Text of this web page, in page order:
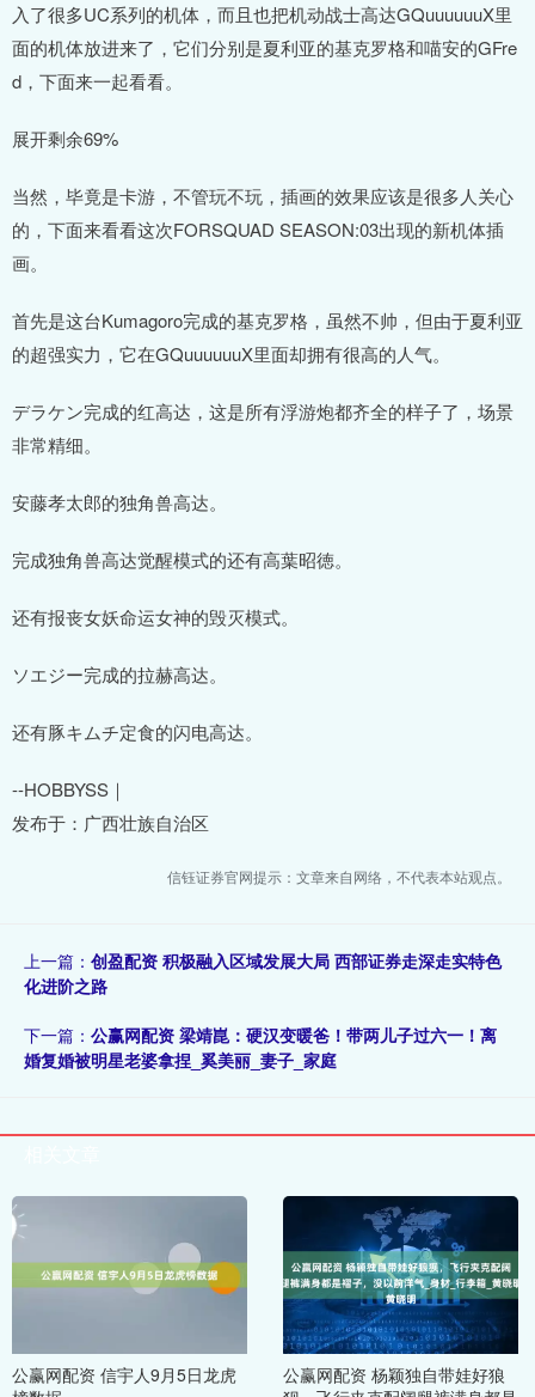
入了很多UC系列的机体，而且也把机动战士高达GQuuuuuuX里
面的机体放进来了，它们分别是夏利亚的基克罗格和喵安的GFre
d，下面来一起看看。
展开剩余69%
当然，毕竟是卡游，不管玩不玩，插画的效果应该是很多人关心
的，下面来看看这次FORSQUAD SEASON:03出现的新机体插
画。
首先是这台Kumagoro完成的基克罗格，虽然不帅，但由于夏利亚
的超强实力，它在GQuuuuuuX里面却拥有很高的人气。
デラケン完成的红高达，这是所有浮游炮都齐全的样子了，场景
非常精细。
安藤孝太郎的独角兽高达。
完成独角兽高达觉醒模式的还有高葉昭徳。
还有报丧女妖命运女神的毁灭模式。
ソエジー完成的拉赫高达。
还有豚キムチ定食的闪电高达。
--HOBBYSS｜
发布于：广西壮族自治区
信钰证券官网提示：文章来自网络，不代表本站观点。
上一篇： 创盈配资 积极融入区域发展大局 西部证券走深走实特色
化进阶之路
下一篇： 公赢网配资 梁靖崑：硬汉变暖爸！带两儿子过六一！离
婚复婚被明星老婆拿捏_奚美丽_妻子_家庭
公赢网配资 信宇人9月5日龙虎
公赢网配资 杨颖独自带娃好狼